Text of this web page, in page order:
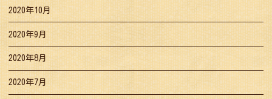
2020年10月
2020年9月
2020年8月
2020年7月